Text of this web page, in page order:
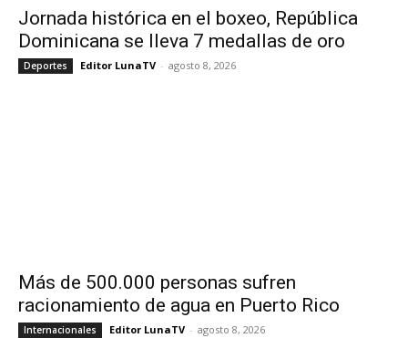
Jornada histórica en el boxeo, República
Dominicana se lleva 7 medallas de oro
Deportes Editor LunaTV - agosto 8, 2026
Más de 500.000 personas sufren
racionamiento de agua en Puerto Rico
Internacionales Editor LunaTV - agosto 8, 2026